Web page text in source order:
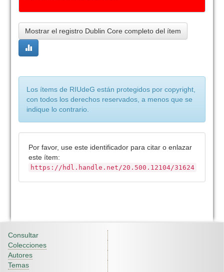
Mostrar el registro Dublin Core completo del ítem
Los ítems de RIUdeG están protegidos por copyright,
con todos los derechos reservados, a menos que se
indique lo contrario.
Por favor, use este identificador para citar o enlazar
este ítem:
https://hdl.handle.net/20.500.12104/31624
Consultar
Colecciones
Autores
Temas